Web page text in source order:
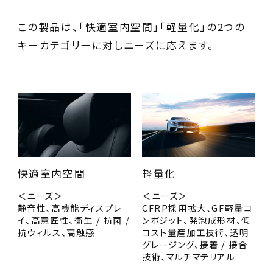
この製品は、「快適室内空間」「軽量化」の2つの
キーカテゴリーに対しニーズに応えます。
快適室内空間
＜ニーズ＞
静音性、高機能ディスプレ
イ、高意匠性、衛生 / 抗菌 /
抗ウィルス、高触感
軽量化
＜ニーズ＞
CFRP採用拡大、GF軽量コ
ンポジット、発泡成形材、低
コスト量産加工技術、透明
グレージング、接着 / 接合
技術、マルチマテリアル